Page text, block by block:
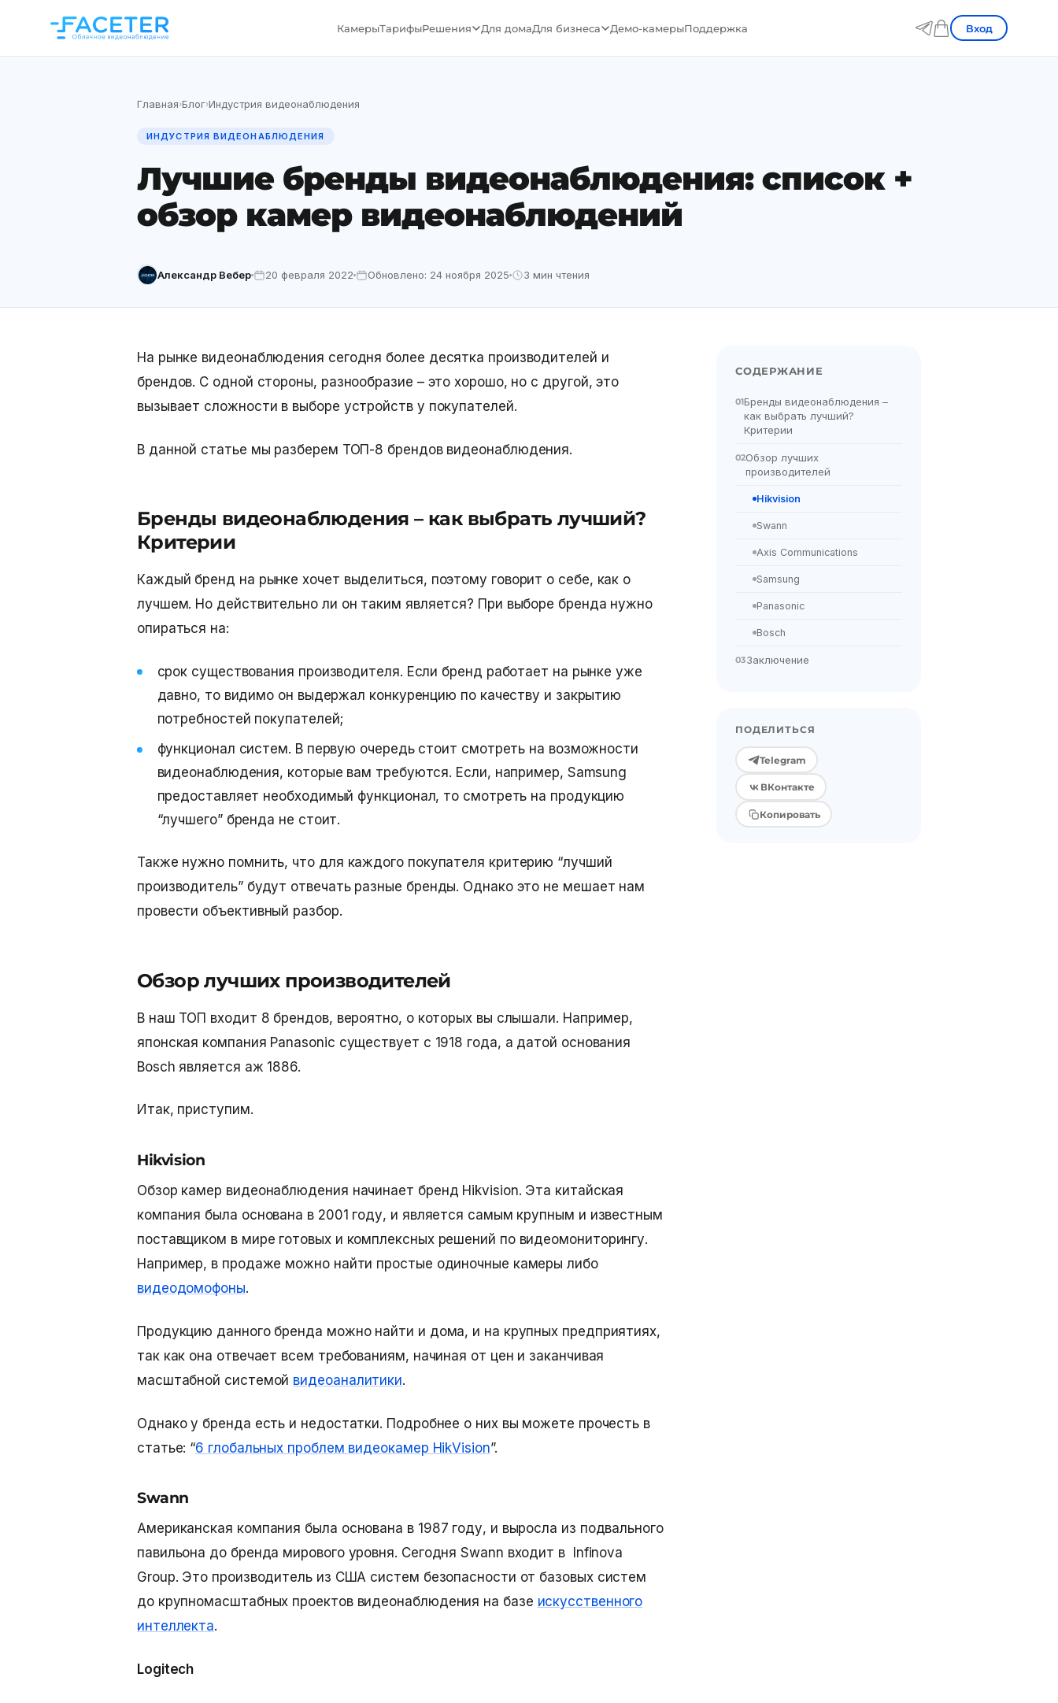
КамерыТарифыРешения Для домаДля бизнеса Демо-камерыПоддержка Вход
Главная›Блог›Индустрия видеонаблюдения
ИНДУСТРИЯ ВИДЕОНАБЛЮДЕНИЯ
Лучшие бренды видеонаблюдения: список +
обзор камер видеонаблюдений
Александр Вебер 20 февраля 2022 Обновлено: 24 ноября 2025 3 мин чтения
На рынке видеонаблюдения сегодня более десятка производителей и
брендов. С одной стороны, разнообразие – это хорошо, но с другой, это
вызывает сложности в выборе устройств у покупателей.
В данной статье мы разберем ТОП-8 брендов видеонаблюдения.
Бренды видеонаблюдения – как выбрать лучший?
Критерии
Каждый бренд на рынке хочет выделиться, поэтому говорит о себе, как о
лучшем. Но действительно ли он таким является? При выборе бренда нужно
опираться на:
срок существования производителя. Если бренд работает на рынке уже
давно, то видимо он выдержал конкуренцию по качеству и закрытию
потребностей покупателей;
функционал систем. В первую очередь стоит смотреть на возможности
видеонаблюдения, которые вам требуются. Если, например, Samsung
предоставляет необходимый функционал, то смотреть на продукцию
“лучшего” бренда не стоит.
Также нужно помнить, что для каждого покупателя критерию “лучший
производитель” будут отвечать разные бренды. Однако это не мешает нам
провести объективный разбор.
Обзор лучших производителей
В наш ТОП входит 8 брендов, вероятно, о которых вы слышали. Например,
японская компания Panasonic существует с 1918 года, а датой основания
Bosch является аж 1886.
Итак, приступим.
Hikvision
Обзор камер видеонаблюдения начинает бренд Hikvision. Эта китайская
компания была основана в 2001 году, и является самым крупным и известным
поставщиком в мире готовых и комплексных решений по видеомониторингу.
Например, в продаже можно найти простые одиночные камеры либо
видеодомофоны.
Продукцию данного бренда можно найти и дома, и на крупных предприятиях,
так как она отвечает всем требованиям, начиная от цен и заканчивая
масштабной системой видеоаналитики.
Однако у бренда есть и недостатки. Подробнее о них вы можете прочесть в
статье: “6 глобальных проблем видеокамер HikVision”.
Swann
Американская компания была основана в 1987 году, и выросла из подвального
павильона до бренда мирового уровня. Сегодня Swann входит в Infinova
Group. Это производитель из США систем безопасности от базовых систем
до крупномасштабных проектов видеонаблюдения на базе искусственного
интеллекта.
Logitech
СОДЕРЖАНИЕ
01Бренды видеонаблюдения –
как выбрать лучший?
Критерии
02Обзор лучших
производителей
Hikvision
Swann
Axis Communications
Samsung
Panasonic
Bosch
03Заключение
ПОДЕЛИТЬСЯ
Telegram
ВКонтакте
Копировать